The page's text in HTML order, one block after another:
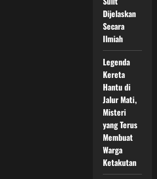
Dijelaskan
Secara
Ilmiah
Legenda
Kereta
Hantu di
Jalur Mati,
Misteri
yang Terus
Membuat
Warga
Ketakutan